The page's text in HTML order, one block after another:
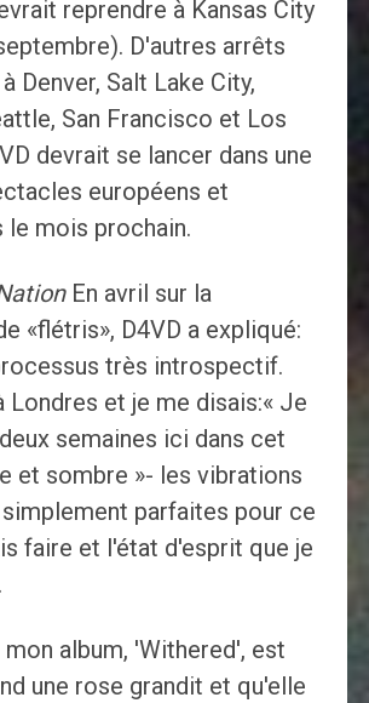
reprendre à Kansas City
D'autres arrêts
Denver, Salt Lake City,
San Francisco et Los
devrait se lancer dans une
européens et
le mois prochain.
En avril sur la
«flétris», D4VD a expliqué:
très introspectif.
Londres et je me disais:« Je
semaines ici dans cet
et sombre »- les vibrations
parfaites pour ce
faire et l'état d'esprit que je
album, 'Withered', est
une rose grandit et qu'elle